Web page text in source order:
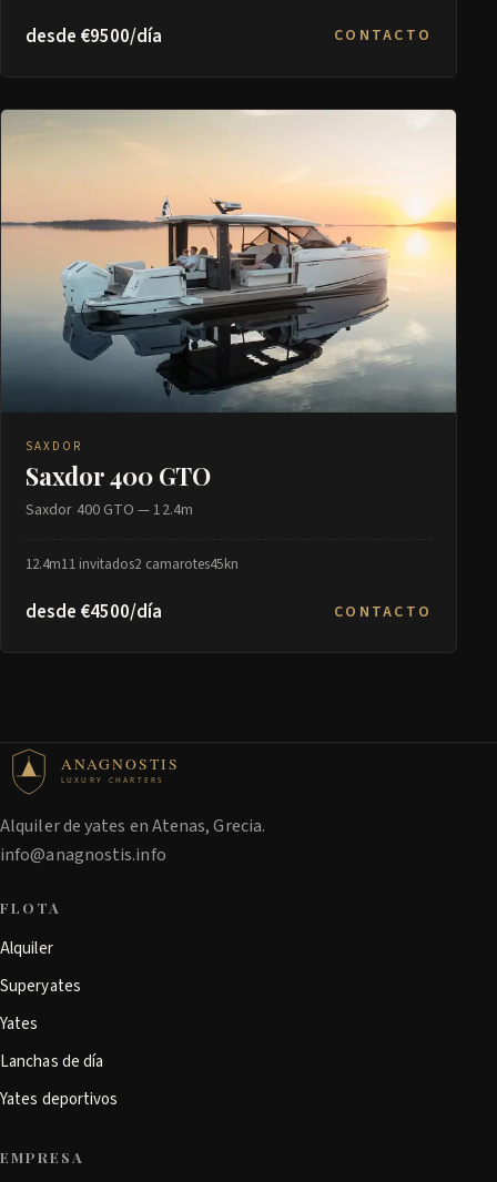
desde €9500/día CONTACTO
SAXDOR
Saxdor 400 GTO
Saxdor 400 GTO — 12.4m
12.4m11 invitados2 camarotes45kn
desde €4500/día CONTACTO
ANAGNOSTIS
LUXURY CHARTERS
Alquiler de yates en Atenas, Grecia.
info@anagnostis.info
FLOTA
Alquiler
Superyates
Yates
Lanchas de día
Yates deportivos
EMPRESA